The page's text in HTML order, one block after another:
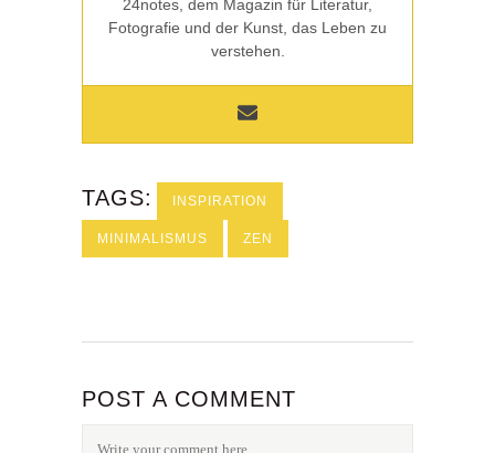
24notes, dem Magazin für Literatur,
Fotografie und der Kunst, das Leben zu
verstehen.
TAGS: INSPIRATION
MINIMALISMUS ZEN
POST A COMMENT